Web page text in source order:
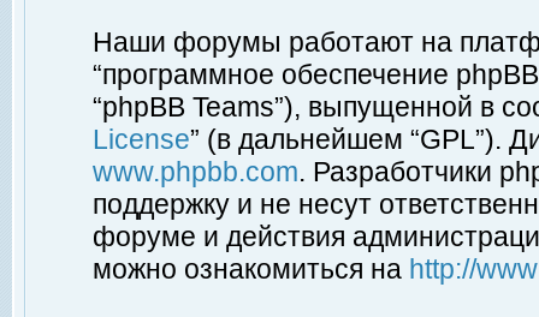
Наши форумы работают на
“программное обеспечение
“phpBB Teams”), выпущенной в
License” (в дальнейшем “GPL”).
www.phpbb.com. Разработчики
поддержку и не несут
форуме и действия
можно ознакомиться на http://